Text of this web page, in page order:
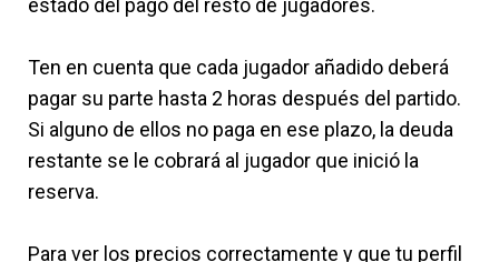
estado del pago del resto de jugadores.
Ten en cuenta que cada jugador añadido deberá
pagar su parte hasta 2 horas después del partido.
Si alguno de ellos no paga en ese plazo, la deuda
restante se le cobrará al jugador que inició la
reserva.
Para ver los precios correctamente y que tu perfil